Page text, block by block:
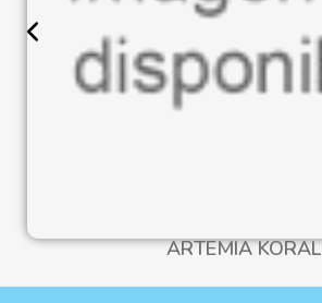
ARTEMIA KORAL